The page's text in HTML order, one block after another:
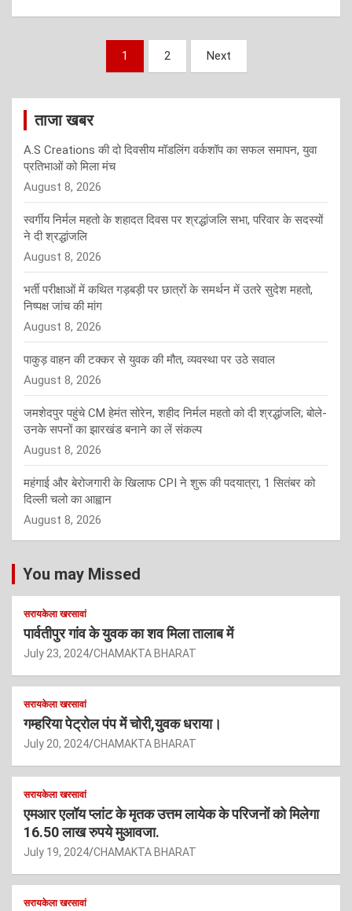
1 2 Next
ताजा खबर
A.S Creations की दो दिवसीय मॉडलिंग वर्कशॉप का सफल समापन, युवा
प्रतिभाओं को मिला मंच
August 8, 2026
स्वर्गीय निर्मल महतो के शहादत दिवस पर श्रद्धांजलि सभा, परिवार के सदस्यों
ने दी श्रद्धांजलि
August 8, 2026
भर्ती परीक्षाओं में कथित गड़बड़ी पर छात्रों के समर्थन में उतरे सुदेश महतो,
निष्पक्ष जांच की मांग
August 8, 2026
पाकुड़ वाहन की टक्कर से युवक की मौत, व्यवस्था पर उठे सवाल
August 8, 2026
जमशेदपुर पहुंचे CM हेमंत सोरेन, शहीद निर्मल महतो को दी श्रद्धांजलि; बोले-
उनके सपनों का झारखंड बनाने का लें संकल्प
August 8, 2026
महंगाई और बेरोजगारी के खिलाफ CPI ने शुरू की पदयात्रा, 1 सितंबर को
दिल्ली चलो का आह्वान
August 8, 2026
You may Missed
सरायकेला खरसावां
पार्वतीपुर गांव के युवक का शव मिला तालाब में
July 23, 2024 CHAMAKTA BHARAT
सरायकेला खरसावां
गम्हरिया पेट्रोल पंप में चोरी,युवक धराया।
July 20, 2024 CHAMAKTA BHARAT
सरायकेला खरसावां
एमआर एलॉय प्लांट के मृतक उत्तम लायेक के परिजनों को मिलेगा
16.50 लाख रुपये मुआवजा.
July 19, 2024 CHAMAKTA BHARAT
सरायकेला खरसावां